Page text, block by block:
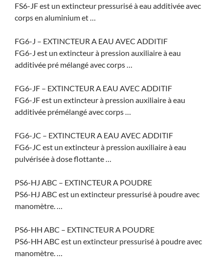
FS6-JF est un extincteur pressurisé à eau additivée avec
corps en aluminium et …
FG6-J – EXTINCTEUR A EAU AVEC ADDITIF
FG6-J est un extincteur à pression auxiliaire à eau
additivée pré mélangé avec corps …
FG6-JF – EXTINCTEUR A EAU AVEC ADDITIF
FG6-JF est un extincteur à pression auxiliaire à eau
additivée prémélangé avec corps …
FG6-JC – EXTINCTEUR A EAU AVEC ADDITIF
FG6-JC est un extincteur à pression auxiliaire à eau
pulvérisée à dose flottante …
PS6-HJ ABC – EXTINCTEUR A POUDRE
PS6-HJ ABC est un extincteur pressurisé à poudre avec
manomètre. …
PS6-HH ABC – EXTINCTEUR A POUDRE
PS6-HH ABC est un extincteur pressurisé à poudre avec
manomètre. …